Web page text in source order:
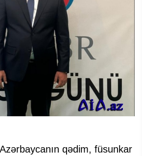
qədim, füsunkar